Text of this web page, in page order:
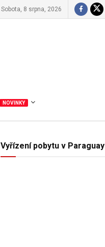
Sobota, 8 srpna, 2026
NOVINKY
Vyřízení pobytu v Paraguay